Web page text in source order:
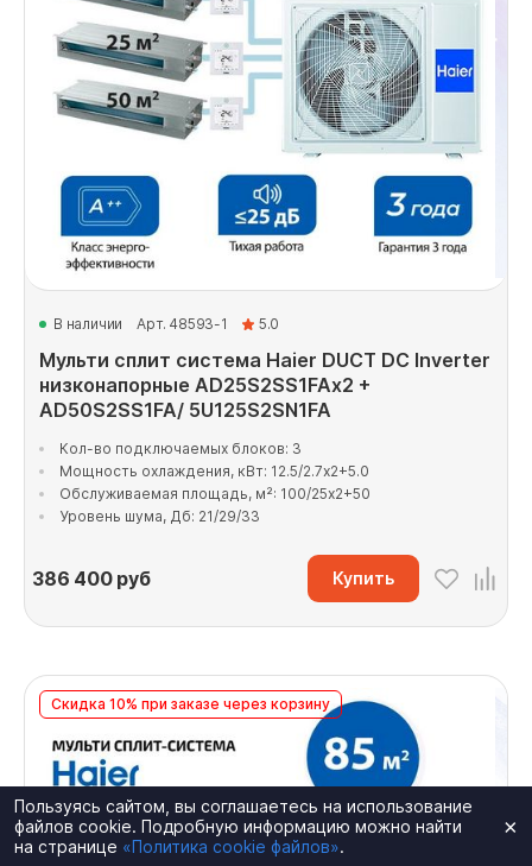
В наличии Арт. 48593-1 5.0
Мульти сплит система Haier DUCT DC Inverter
низконапорные AD25S2SS1FAx2 +
AD50S2SS1FA/ 5U125S2SN1FA
Кол-во подключаемых блоков: 3
Мощность охлаждения, кВт: 12.5/2.7x2+5.0
Обслуживаемая площадь, м²: 100/25x2+50
Уровень шума, Дб: 21/29/33
386 400руб Купить
Скидка 10% при заказе через корзину
×
Пользуясь сайтом, вы соглашаетесь на использование
файлов cookie. Подробную информацию можно найти
на странице «Политика cookie файлов».